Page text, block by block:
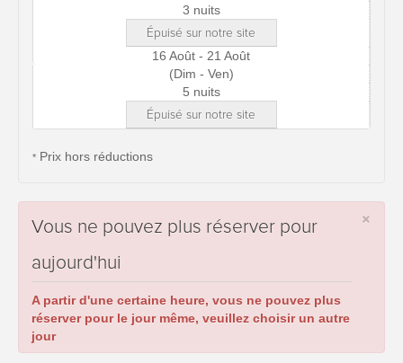
3 nuits
Épuisé sur notre site
16 Août - 21 Août
(Dim - Ven)
5 nuits
Épuisé sur notre site
* Prix hors réductions
×
Vous ne pouvez plus réserver pour
aujourd'hui
A partir d'une certaine heure, vous ne pouvez plus
réserver pour le jour même, veuillez choisir un autre
jour